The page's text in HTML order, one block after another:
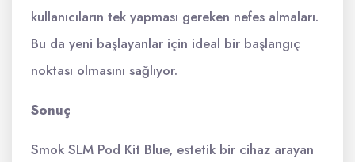
kullanıcıların tek yapması gereken nefes almaları.
Bu da yeni başlayanlar için ideal bir başlangıç ​​
noktası olmasını sağlıyor.
Sonuç
Smok SLM Pod Kit Blue, estetik bir cihaz arayan